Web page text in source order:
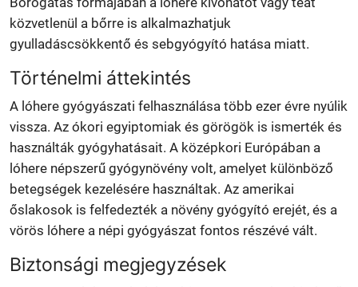
közvetlenül a bőrre is alkalmazhatjuk
gyulladáscsökkentő és sebgyógyító hatása miatt.
Történelmi áttekintés
A lóhere gyógyászati felhasználása több ezer évre nyúlik
vissza. Az ókori egyiptomiak és görögök is ismerték és
használták gyógyhatásait. A középkori Európában a
lóhere népszerű gyógynövény volt, amelyet különböző
betegségek kezelésére használtak. Az amerikai
őslakosok is felfedezték a növény gyógyító erejét, és a
vörös lóhere a népi gyógyászat fontos részévé vált.
Biztonsági megjegyzések